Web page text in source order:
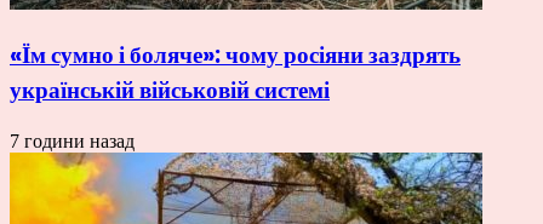
«Їм сумно і боляче»: чому росіяни заздрять
українській військовій системі
7 години назад